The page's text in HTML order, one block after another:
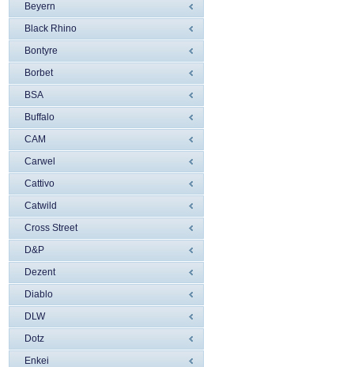
Beyern
Black Rhino
Bontyre
Borbet
BSA
Buffalo
CAM
Carwel
Cattivo
Catwild
Cross Street
D&P
Dezent
Diablo
DLW
Dotz
Enkei